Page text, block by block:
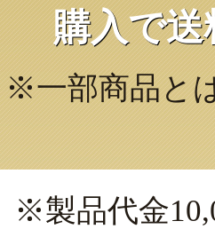
購入で送
※一部商品と
※製品代金